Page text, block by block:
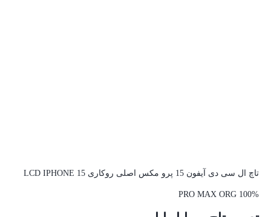
تاچ ال سی دی آیفون 15 پرو مکس اصلی روکاری LCD IPHONE 15
PRO MAX ORG 100%